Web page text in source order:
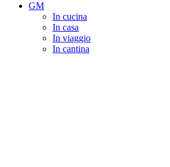
GM
In cucina
In casa
In viaggio
In cantina